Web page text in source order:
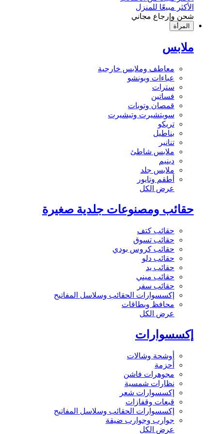
الأكثر مبيعًا للمنزل
شحن وإرجاع مجاني
المرأة
ملابس
معاطف وملابس خارجية
عباءات وبونشو
سترات
فساتين
قمصان وتوبات
سويتشيرت وتيشيرت
تريكو
بناطيل
تنانير
ملابس شاطئ
دينيم
ملابس جلد
أطقم وتايور
عرض الكل
حقائب ومصنوعات جلدية صغيرة
حقائب كتف
حقائب تسوق
حقائب كروس بودي
حقائب دلو
حقائب يد
حقائب ميني
حقائب سفر
إكسسوارات الحقائب وسلاسل المفاتيح
محافظ وبطاقات
عرض الكل
إكسسوارات
أوشحة وشالات
أحزمة
مجوهرات فاشن
نظارات شمسية
إكسسوارات شعر
قبعات وقفازات
إكسسوارات الحقائب وسلاسل المفاتيح
جوارب وجوارب ضيقة
عرض الكل